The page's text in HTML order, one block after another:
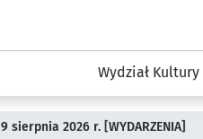
Wydział Kultury
sierpnia 2026 r. [WYDARZENIA]